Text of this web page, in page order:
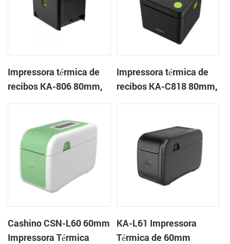
Impressora térmica de
recibos KA-806 80mm,
Impressora térmica de
recibos KA-C818 80mm,
Cashino CSN-L60 60mm
Impressora Térmica
KA-L61 Impressora
Térmica de 60mm